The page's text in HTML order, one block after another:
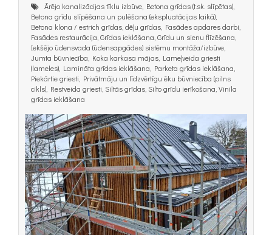
Ārējo kanalizācijas tīklu izbūve, Betona grīdas (t.sk. slīpētas),
Betona grīdu slīpēšana un pulēšana (ekspluatācijas laikā),
Betona klona / estrich grīdas, dēļu grīdas, Fasādes apdares darbi,
Fasādes restaurācija, Grīdas ieklāšana, Grīdu un sienu flīzēšana,
Iekšējo ūdensvada (ūdensapgādes) sistēmu montāža/izbūve,
Jumta būvniecība, Koka karkasa mājas, Lameļveida griesti
(lameles), Lamināta grīdas ieklāšana, Parketa grīdas ieklāšana,
Piekārtie griesti, Privātmāju un līdzvērtīgu ēku būvniecība (pilns
cikls), Restveida griesti, Siltās grīdas, Silto grīdu ierīkošana, Vinila
grīdas ieklāšana